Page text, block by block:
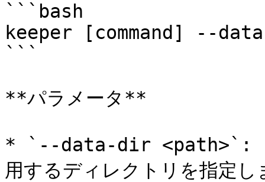
```bash
keeper [command] --
```
**パラメータ**
* `--data-dir <path>`: コ
用するディレクトリを指定